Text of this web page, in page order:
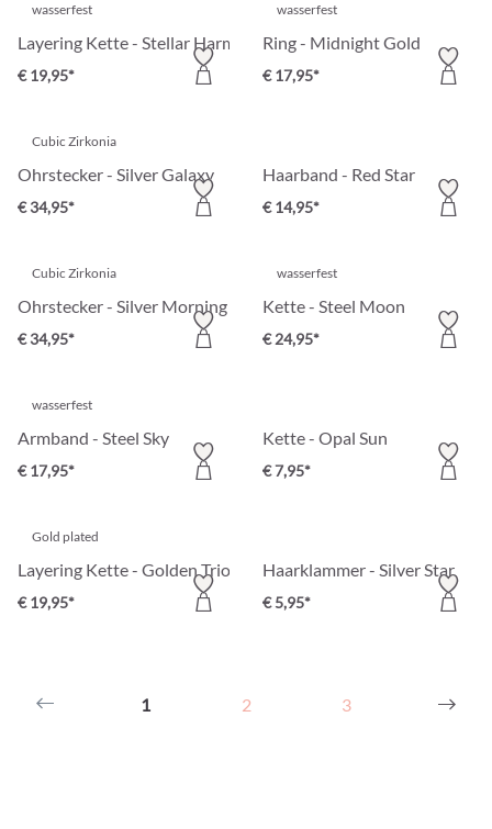
wasserfest
Layering Kette - Stellar Harmony
€ 19,95*
wasserfest
Ring - Midnight Gold
€ 17,95*
Cubic Zirkonia
Ohrstecker - Silver Galaxy
€ 34,95*
Haarband - Red Star
€ 14,95*
Cubic Zirkonia
Ohrstecker - Silver Morning
€ 34,95*
wasserfest
Kette - Steel Moon
€ 24,95*
wasserfest
Armband - Steel Sky
€ 17,95*
Kette - Opal Sun
€ 7,95*
Gold plated
Layering Kette - Golden Trio
€ 19,95*
Haarklammer - Silver Star
€ 5,95*
1 2 3